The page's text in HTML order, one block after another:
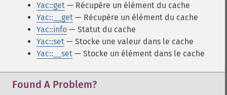
Yac::get — Récupère un élément du cache
Yac::__get — Récupère un élément du cache
Yac::info — Statut du cache
Yac::set — Stocke une valeur dans le cache
Yac::__set — Stocke un élément dans le cache
Found A Problem?